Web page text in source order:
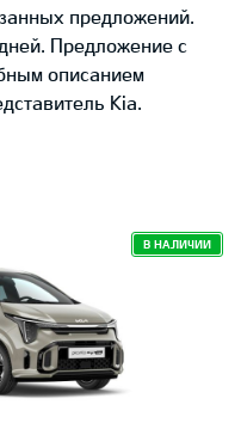
предложений.
Предложение с
описанием
Kia.
В НАЛИЧИИ